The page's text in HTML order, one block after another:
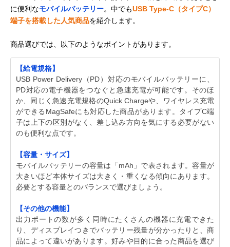
に便利なモバイルバッテリー。中でもUSB Type-C（タイプC）
端子を搭載した人気商品を紹介します。
商品選びでは、以下のようなポイントがあります。
【給電規格】
USB Power Delivery（PD）対応のモバイルバッテリーに、
PD対応の電子機器をつなぐと急速充電が可能です。そのほ
か、同じく急速充電規格のQuick Chargeや、ワイヤレス充電
ができるMagSafeにも対応した商品があります。タイプC端
子は上下の区別がなく、差し込み方向を気にする必要がない
のも便利な点です。
【容量・サイズ】
モバイルバッテリーの容量は「mAh」で表されます。容量が
大きいほど本体サイズは大きく・重くなる傾向にあります。
必要とする容量とのバランスで選びましょう。
【その他の機能】
出力ポートの数が多く同時にたくさんの機器に充電できた
り、ディスプレイつきでバッテリー残量が分かったりと、商
品によって違いがあります。好みや目的に合った商品を選び